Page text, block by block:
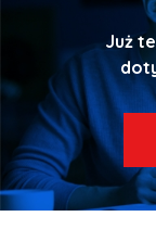
Już